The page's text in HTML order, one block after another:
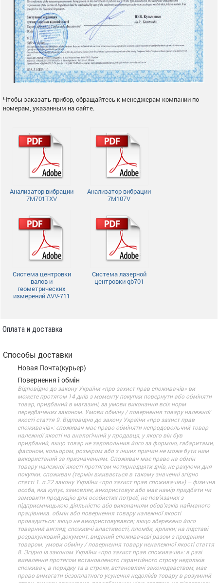
Чтобы заказать прибор, обращайтесь к менеджерам компании по
номерам, указанным на сайте.
Анализатор вибрации
7M701TXV
Анализатор вибрации
7M107V
Система центровки
валов и
геометрических
измерений AVV-711
Система лазерной
центровки qb701
Оплата и доставка
Способы доставки
Новая Почта(курьер)
Повернення і обмін
Відповідно до закону України «про захист прав споживачів» ви
можете протягом 14 днів з моменту покупки повернути або обміняти
товар, придбаний в магазині, за умови виконання всіх норм
передбачених законом. Умови обміну / повернення товару належної
якості стаття 9. Відповідно до закону України «про захист прав
споживачів»: споживач має право обміняти непродовольчий товар
належної якості на аналогічний у продавця, у якого він був
придбаний, якщо товар не задовольнив його за формою, габаритами,
фасоном, кольором, розміром або з інших причин не може бути ним
використаний за призначенням. Споживач має право на обмін
товару належної якості протягом чотирнадцяти днів, не рахуючи дня
покупки. споживач (термін вживається в такому значенні згідно
статті 1. п.22 закону України «про захист прав споживачів») – фізична
особа, яка купує, замовляє, використовує або має намір придбати чи
замовити продукцію для особистих потреб, не пов’язаних з
підприємницькою діяльністю або виконанням обов’язків найманого
працівника. обмін або повернення товару належної якості
провадиться: якщо не використовувався; якщо збережено його
товарний вигляд, споживчі властивості, пломби, ярлики; на підставі
розрахунковий документ, виданий споживачеві разом з проданим
товаром. умови обміну / повернення товару неналежної якості стаття
8. Згідно із законом України «про захист прав споживачів»: в разі
виявлення протягом встановленого гарантійного строку недоліків
споживач, в порядку та в строки, встановлені законодавством, має
право вимагати безоплатного усунення недоліків товару в розумний